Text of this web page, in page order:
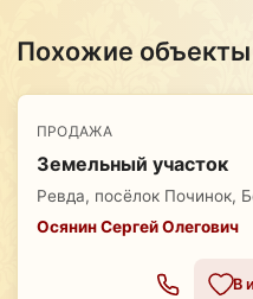
Похожие объекты
ПРОДАЖА
Земельный участок
Ревда, посёлок Починок,
Осянин Сергей Олегович
В